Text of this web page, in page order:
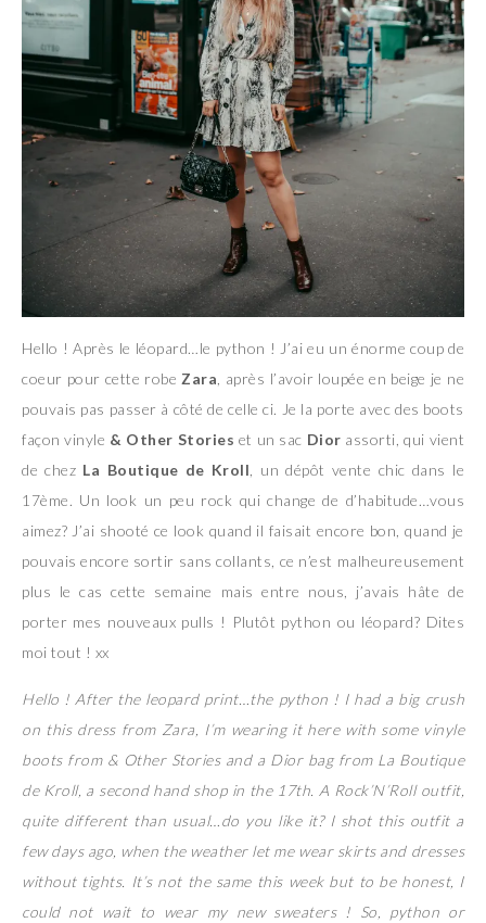
Hello ! Après le léopard…le python ! J’ai eu un énorme coup de
coeur pour cette robe Zara, après l’avoir loupée en beige je ne
pouvais pas passer à côté de celle ci. Je la porte avec des boots
façon vinyle & Other Stories et un sac Dior assorti, qui vient
de chez La Boutique de Kroll, un dépôt vente chic dans le
17ème. Un look un peu rock qui change de d’habitude…vous
aimez? J’ai shooté ce look quand il faisait encore bon, quand je
pouvais encore sortir sans collants, ce n’est malheureusement
plus le cas cette semaine mais entre nous, j’avais hâte de
porter mes nouveaux pulls ! Plutôt python ou léopard? Dites
moi tout ! xx
Hello ! After the leopard print…the python ! I had a big crush
on this dress from Zara, I’m wearing it here with some vinyle
boots from & Other Stories and a Dior bag from La Boutique
de Kroll, a second hand shop in the 17th. A Rock’N’Roll outfit,
quite different than usual…do you like it? I shot this outfit a
few days ago, when the weather let me wear skirts and dresses
without tights. It’s not the same this week but to be honest, I
could not wait to wear my new sweaters ! So, python or